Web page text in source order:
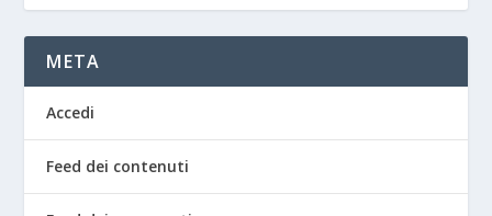
META
Accedi
Feed dei contenuti